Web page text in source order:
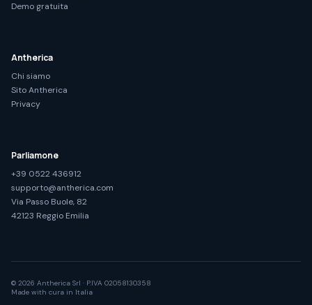
Demo gratuita
Antherica
Chi siamo
Sito Antherica
Privacy
Parliamone
+39 0522 436912
supporto@antherica.com
Via Passo Buole, 82
42123 Reggio Emilia
© 2026 Antherica Srl · P.IVA 02058130358
Made with cura in Italia